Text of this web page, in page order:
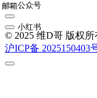
公众号
邮箱
小红书
© 2025 维D哥 版权
沪ICP备 2025150403